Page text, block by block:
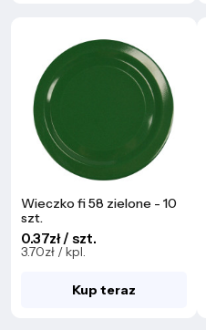
Wieczko fi 58 zielone - 10
szt.
0.37zł / szt.
3.70zł / kpl.
Kup teraz